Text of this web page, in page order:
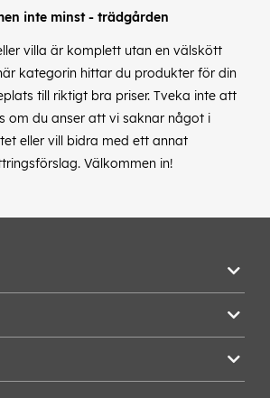
inte minst - trädgården
villa är komplett utan en välskött
kategorin hittar du produkter för din
till riktigt bra priser. Tveka inte att
om du anser att vi saknar något i
eller vill bidra med ett annat
Välkommen in!